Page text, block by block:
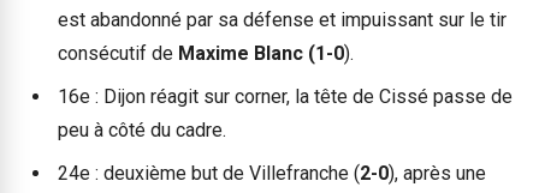
est abandonné par sa défense et impuissant sur le tir
consécutif de Maxime Blanc (1-0).
16e : Dijon réagit sur corner, la tête de Cissé passe de
peu à côté du cadre.
24e : deuxième but de Villefranche (2-0), après une